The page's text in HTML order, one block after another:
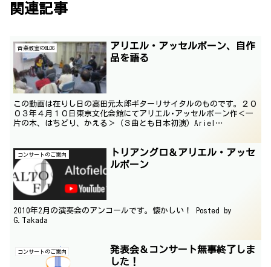
関連記事
音楽教室のBLOG
アリエル・アッセルボーン、自作
品を語る
この動画は在りし日の高田元太郎ギターリサイタルのものです。２０
０３年４月１０日東京文化会館にてアリエル･アッセルボーン作＜一
片の木、はちどり、かえる＞（３曲とも日本初演）Ariel
コンサートのご案内
トリアングロ＆アリエル・アッセ
ルボーン
2010年2月の演奏会のアンコールです。懐かしい！ Posted by
G.Takada
コンサートのご案内
発表会＆コンサート無事終了しま
した！